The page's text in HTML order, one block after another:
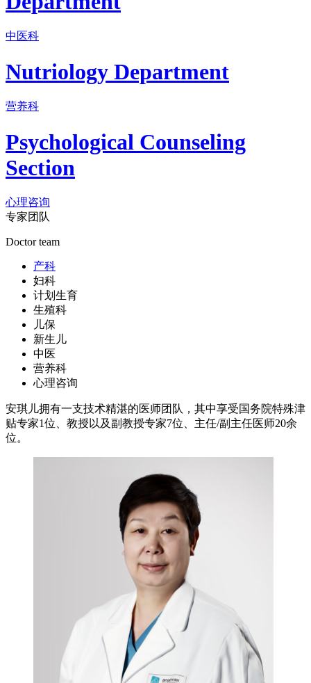
中医科
Nutriology Department
营养科
Psychological Counseling
Section
心理咨询
专家团队
Doctor team
产科
妇科
计划生育
生殖科
儿保
新生儿
中医
营养科
心理咨询
安琪儿拥有一支技术精湛的医师团队，其中享受国务院特殊津
贴专家1位、教授以及副教授专家7位、主任/副主任医师20余
位。